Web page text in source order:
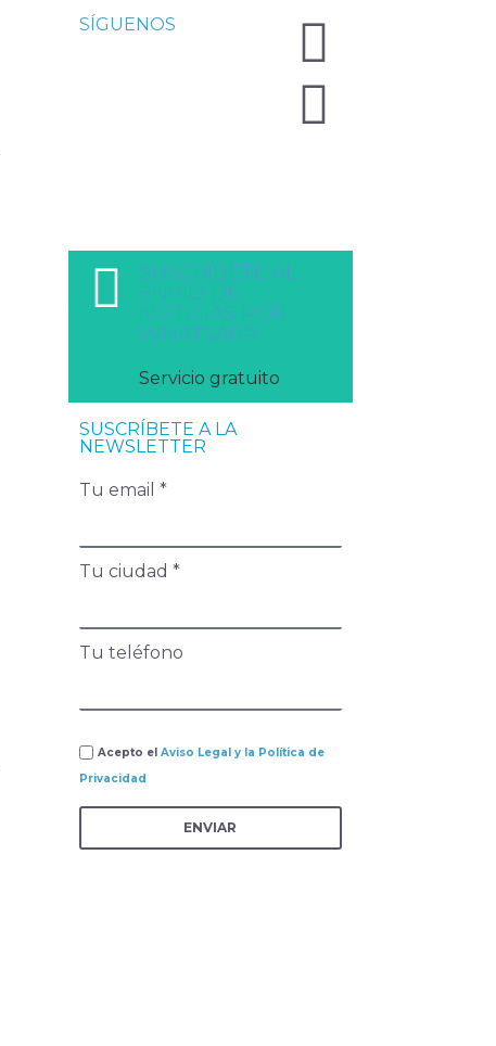
SÍGUENOS
SUSCRÍBETE AL
ENVÍO DE
NOTICIAS POR
WHATSAPP
Servicio gratuito
SUSCRÍBETE A LA
NEWSLETTER
Tu email *
Tu ciudad *
Tu teléfono
Acepto el Aviso Legal y la Política de
Privacidad
ENVIAR